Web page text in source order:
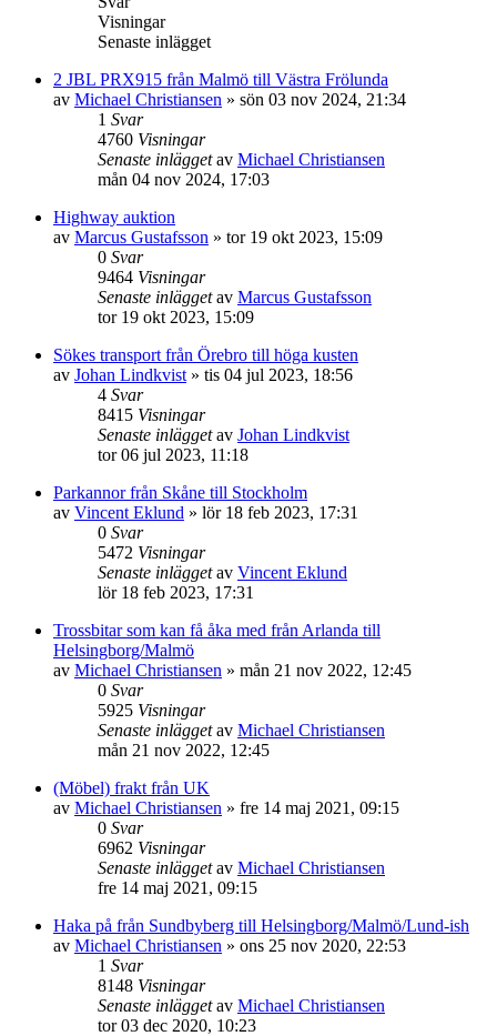
Visningar
Senaste inlägget
2 JBL PRX915 från Malmö till Västra Frölunda
av Michael Christiansen » sön 03 nov 2024, 21:34
1 Svar
4760 Visningar
Senaste inläggetav Michael Christiansen
mån 04 nov 2024, 17:03
Highway auktion
av Marcus Gustafsson » tor 19 okt 2023, 15:09
0 Svar
9464 Visningar
Senaste inläggetav Marcus Gustafsson
tor 19 okt 2023, 15:09
Sökes transport från Örebro till höga kusten
av Johan Lindkvist » tis 04 jul 2023, 18:56
4 Svar
8415 Visningar
Senaste inläggetav Johan Lindkvist
tor 06 jul 2023, 11:18
Parkannor från Skåne till Stockholm
av Vincent Eklund » lör 18 feb 2023, 17:31
0 Svar
5472 Visningar
Senaste inläggetav Vincent Eklund
lör 18 feb 2023, 17:31
Trossbitar som kan få åka med från Arlanda till
Helsingborg/Malmö
av Michael Christiansen » mån 21 nov 2022, 12:45
0 Svar
5925 Visningar
Senaste inläggetav Michael Christiansen
mån 21 nov 2022, 12:45
(Möbel) frakt från UK
av Michael Christiansen » fre 14 maj 2021, 09:15
0 Svar
6962 Visningar
Senaste inläggetav Michael Christiansen
fre 14 maj 2021, 09:15
Haka på från Sundbyberg till Helsingborg/Malmö/Lund-ish
av Michael Christiansen » ons 25 nov 2020, 22:53
1 Svar
8148 Visningar
Senaste inläggetav Michael Christiansen
tor 03 dec 2020, 10:23